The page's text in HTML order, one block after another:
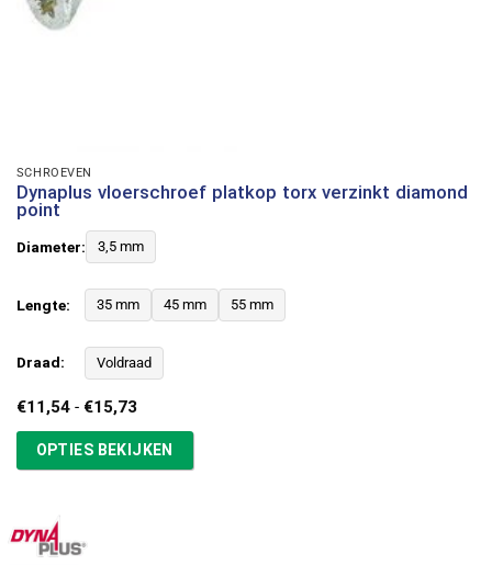
SCHROEVEN
Dynaplus vloerschroef platkop torx verzinkt diamond
point
Diameter: 3,5 mm
Lengte: 35 mm 45 mm 55 mm
Draad: Voldraad
€11,54 - €15,73Prijsklasse:
tot
€15,73
OPTIES BEKIJKEN